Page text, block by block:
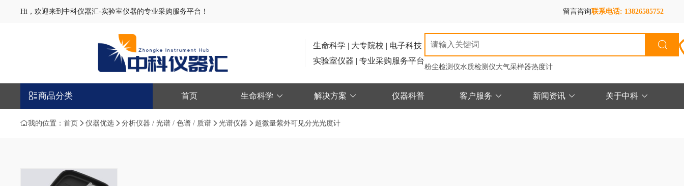
Hi，欢迎来到中科仪器汇-实验室仪器的专业采购服务平台！ 留言咨询联系电话: 13826585752
生命科学 | 大专院校 | 电子科技
实验室仪器 | 专业采购服务平台
粉尘检测仪水质检测仪大气采样器热度计
商品分类 首页 生命科学 解决方案 仪器科普 客户服务 新闻资讯 关于中科
我的位置：首页 仪器优选 分析仪器 / 光谱 / 色谱 / 质谱 光谱仪器 超微量紫外可见分光光度计